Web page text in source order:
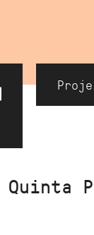
Quinta